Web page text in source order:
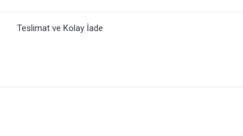
Teslimat ve Kolay İade